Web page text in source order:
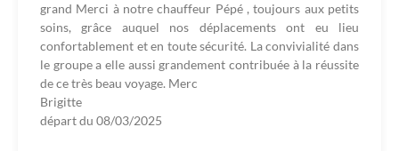
grand Merci à notre chauffeur Pépé , toujours aux petits
soins, grâce auquel nos déplacements ont eu lieu
confortablement et en toute sécurité. La convivialité dans
le groupe a elle aussi grandement contribuée à la réussite
de ce très beau voyage. Merc
Brigitte
départ du 08/03/2025